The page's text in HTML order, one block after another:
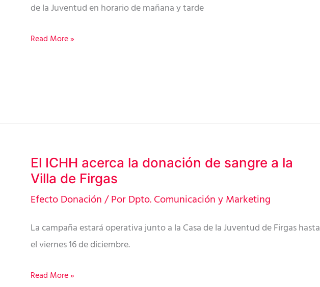
de la Juventud en horario de mañana y tarde
de
en
Read More »
El ICHH acerca la donación de sangre a la
Villa de Firgas
Efecto Donación/ PorDpto. Comunicación y Marketing
La campaña estará operativa junto a la Casa de la Juventud de Firgas hasta
el viernes 16 de diciembre.
El
ICHH
acerca
donación
de
a
Read More »